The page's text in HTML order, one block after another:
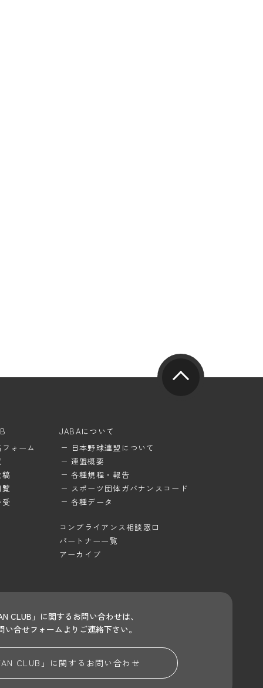
ォーム
JABAについて
日本野球連盟について
連盟概要
各種規程・報告
スポーツ団体ガバナンスコード
各種データ
コンプライアンス相談窓口
パートナー一覧
アーカイブ
CLUB」に関するお問い合わせは、
い合せフォームよりご連絡下さい。
CLUB」に関する お問い合わせ